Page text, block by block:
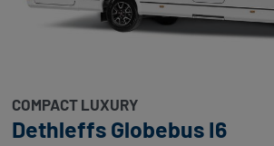
COMPACT LUXURY
Dethleffs Globebus I6